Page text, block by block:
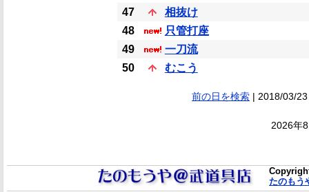
47
相抜け
48
只管打座
49
一刀流
50
むこう
前の日を検索| 2018/03/
2026年
たのもう